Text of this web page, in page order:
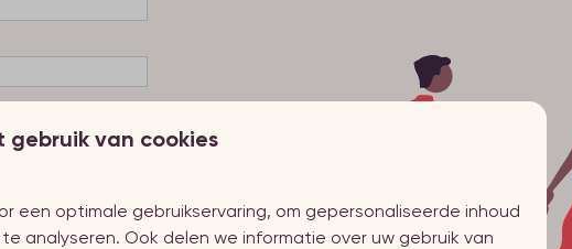
gebruik van cookies
een optimale gebruikservaring, om gepersonaliseerde inhoud
analyseren. Ook delen we informatie over uw gebruik van